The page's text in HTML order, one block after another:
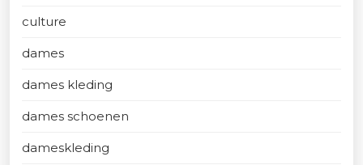
culture
dames
dames kleding
dames schoenen
dameskleding